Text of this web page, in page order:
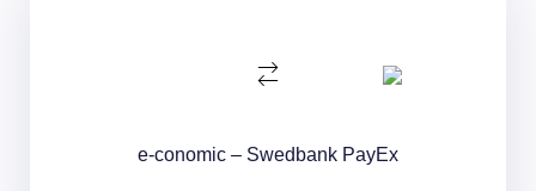
e-conomic – Swedbank PayEx